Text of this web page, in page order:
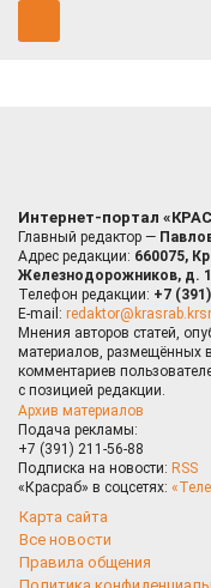
Интернет-портал
Главный редактор —
Адрес редакции: 660075,
Железнодорожников, д.
Телефон редакции: +7
E-mail:
Мнения авторов статей,
материалов, размещённых
комментариев
с позицией редакции.
Архив материалов
Подача рекламы:
+7 (391) 211-56-88
Подписка на новости: RSS
«Красраб» в соцсетях:
Карта сайта
Все новости
Правила общения